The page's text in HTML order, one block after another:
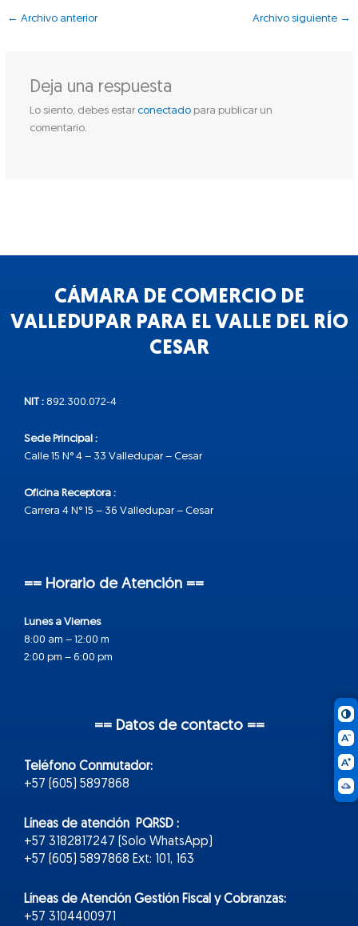
← Archivo anterior Archivo siguiente →
Deja una respuesta
Lo siento, debes estar conectadopara publicar un
comentario.
CÁMARA DE COMERCIO DE
VALLEDUPAR PARA EL VALLE DEL RÍO
CESAR
NIT : 892.300.072-4
Sede Principal :
Calle 15 N° 4 – 33 Valledupar – Cesar
Oficina Receptora :
Carrera 4 N° 15 – 36 Valledupar – Cesar
== Horario de Atención ==
Lunes a Viernes
8:00 am – 12:00 m
2:00 pm – 6:00 pm
== Datos de contacto ==
Teléfono Conmutador:
+57 (605) 5897868
Líneas de atención PQRSD :
+57 3182817247 (Solo WhatsApp)
+57 (605) 5897868 Ext: 101, 163
Líneas de Atención Gestión Fiscal y Cobranzas:
+57 3104400971